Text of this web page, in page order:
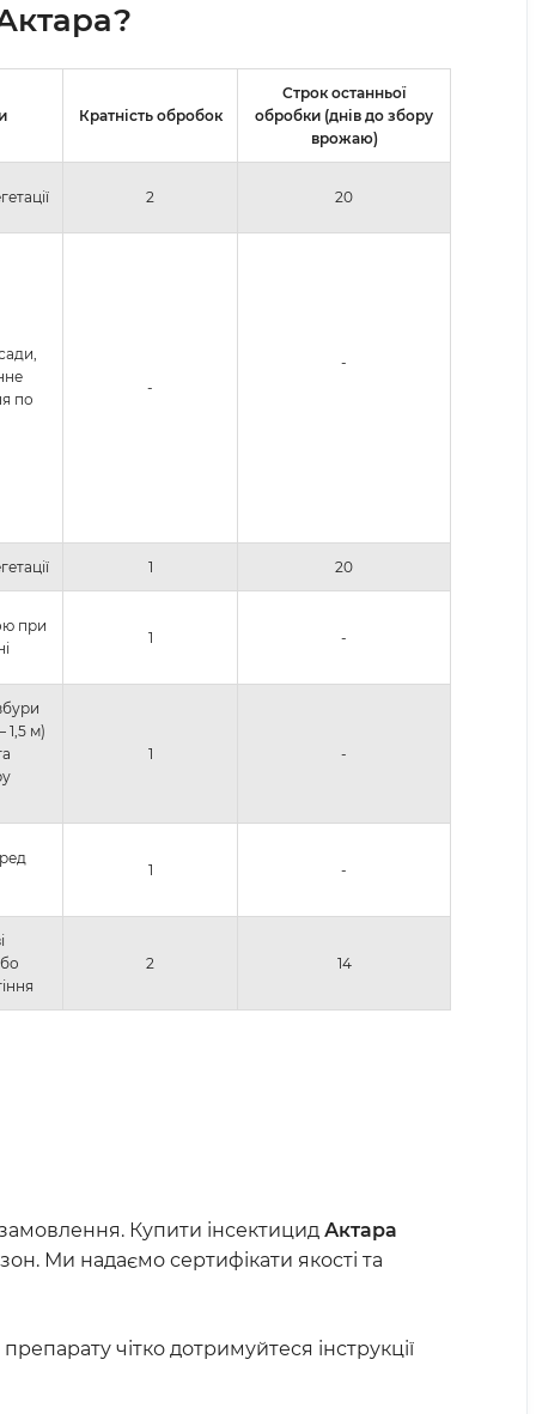
Кратність обробок
Строк останньої
обробки (днів до збору
врожаю)
2 20
по
-
-
1 20
при
1 -
1,5 м)
1 -
1 -
2 14
Купити інсектицид Актара
Ми надаємо сертифікати якості та
чітко дотримуйтеся інструкції